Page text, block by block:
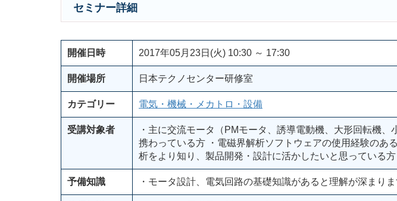
セミナー詳細
開催日時 2017年05月23日(火) 10:30 ～ 17:30
開催場所 日本テクノセンター研修室
カテゴリー 電気・機械・メカトロ・設備
受講対象者
・主に交流モータ（PMモータ、誘導電動機、大形回転機、
携わっている方 ・電磁界解析ソフトウェアの使用経験のあ
析をより知り、製品開発・設計に活かしたいと思っている方
予備知識 ・モータ設計、電気回路の基礎知識があると理解が深まり